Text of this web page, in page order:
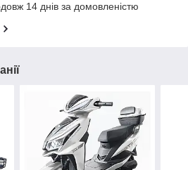
14 днів за домовленістю